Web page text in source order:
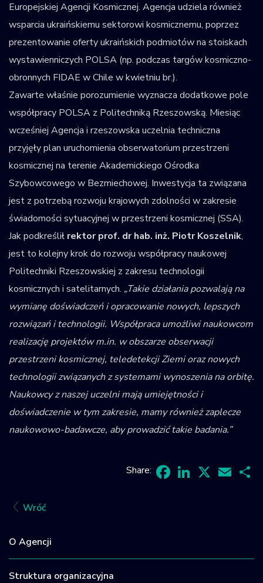
Wróć
O Agencji
Struktura organizacyjna
Europejskiej Agencji Kosmicznej. Agencja udziela również
wsparcia ukraińskiemu sektorowi kosmicznemu, poprzez
prezentowanie oferty ukraińskich podmiotów na stoiskach
wystawienniczych POLSA (np. podczas targów kosmiczno-
obronnych FIDAE w Chile w kwietniu br.).
Zawarte właśnie porozumienie wyznacza dodatkowe pole
współpracy POLSA z Politechniką Rzeszowską. Miesiąc
wcześniej Agencja i rzeszowska uczelnia techniczna
przyjęły plan uruchomienia obserwatorium przestrzeni
kosmicznej na terenie Akademickiego Ośrodka
Szybowcowego w Bezmiechowej. Inwestycja ta związana
jest z potrzebą rozwoju krajowych zdolności w zakresie
świadomości sytuacyjnej w przestrzeni kosmicznej (SSA).
Jak podkreślił rektor prof. dr hab. inż. Piotr Koszelnik,
jest to kolejny krok do rozwoju współpracy naukowej
Politechniki Rzeszowskiej z zakresu technologii
kosmicznych i satelitarnych. „Takie działania pozwalają na
wymianę doświadczeń i opracowanie nowych, lepszych
rozwiązań i technologii. Współpraca umożliwi naukowcom
realizację projektów m.in. w obszarze obserwacji
przestrzeni kosmicznej, teledetekcji Ziemi oraz nowych
technologii związanych z systemami wynoszenia na orbitę.
Naukowcy z naszej uczelni mają umiejętności i
doświadczenie w tym zakresie, mamy również zaplecze
naukowowo-badawcze, aby prowadzić takie badania.”
Share: